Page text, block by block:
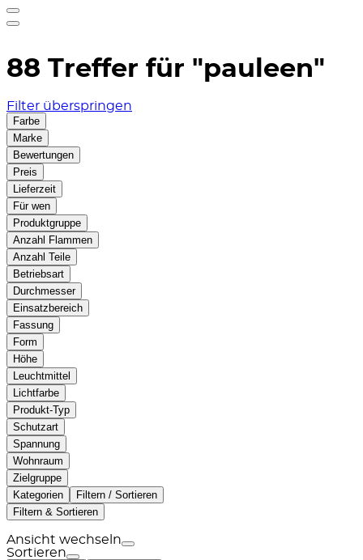
88 Treffer für "pauleen"
Filter überspringen
Farbe
Marke
Bewertungen
Preis
Lieferzeit
Für wen
Produktgruppe
Anzahl Flammen
Anzahl Teile
Betriebsart
Durchmesser
Einsatzbereich
Fassung
Form
Höhe
Leuchtmittel
Lichtfarbe
Produkt-Typ
Schutzart
Spannung
Wohnraum
Zielgruppe
Kategorien
Filtern / Sortieren
Filtern & Sortieren
Ansicht wechseln
Sortieren